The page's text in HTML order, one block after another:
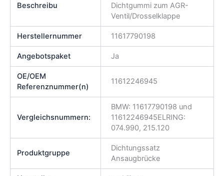
Beschreibu
Dichtgummi zum AGR-
Ventil/Drosselklappe
Herstellernummer 11617790198
Angebotspaket Ja
OE/OEM
Referenznummer(n)
11612246945
Vergleichsnummern:
BMW: 11617790198 und
11612246945ELRING:
074.990, 215.120
Produktgruppe
Dichtungssatz
Ansaugbrücke